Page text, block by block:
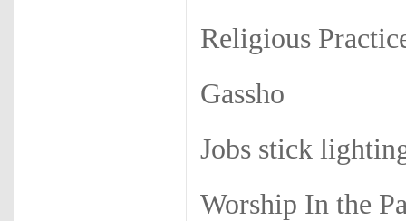
Religious
Gassho
Jobs stick
Worship In the